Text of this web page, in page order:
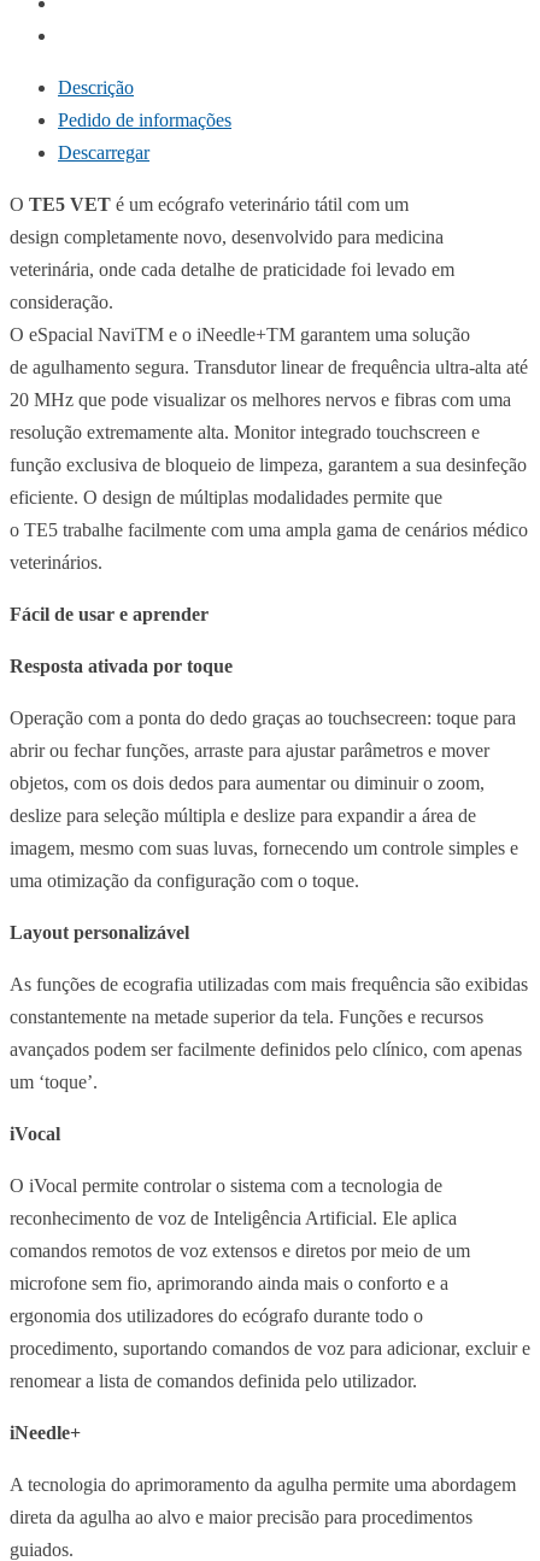
Descrição
Pedido de informações
Descarregar
O TE5 VET é um ecógrafo veterinário tátil com um
design completamente novo, desenvolvido para medicina
veterinária, onde cada detalhe de praticidade foi levado em
consideração.
O eSpacial NaviTM e o iNeedle+TM garantem uma solução
de agulhamento segura. Transdutor linear de frequência ultra-alta até
20 MHz que pode visualizar os melhores nervos e fibras com uma
resolução extremamente alta. Monitor integrado touchscreen e
função exclusiva de bloqueio de limpeza, garantem a sua desinfeção
eficiente. O design de múltiplas modalidades permite que
o TE5 trabalhe facilmente com uma ampla gama de cenários médico
veterinários.
Fácil de usar e aprender
Resposta ativada por toque
Operação com a ponta do dedo graças ao touchsecreen: toque para
abrir ou fechar funções, arraste para ajustar parâmetros e mover
objetos, com os dois dedos para aumentar ou diminuir o zoom,
deslize para seleção múltipla e deslize para expandir a área de
imagem, mesmo com suas luvas, fornecendo um controle simples e
uma otimização da configuração com o toque.
Layout personalizável
As funções de ecografia utilizadas com mais frequência são exibidas
constantemente na metade superior da tela. Funções e recursos
avançados podem ser facilmente definidos pelo clínico, com apenas
um ‘toque’.
iVocal
O iVocal permite controlar o sistema com a tecnologia de
reconhecimento de voz de Inteligência Artificial. Ele aplica
comandos remotos de voz extensos e diretos por meio de um
microfone sem fio, aprimorando ainda mais o conforto e a
ergonomia dos utilizadores do ecógrafo durante todo o
procedimento, suportando comandos de voz para adicionar, excluir e
renomear a lista de comandos definida pelo utilizador.
iNeedle+
A tecnologia do aprimoramento da agulha permite uma abordagem
direta da agulha ao alvo e maior precisão para procedimentos
guiados.